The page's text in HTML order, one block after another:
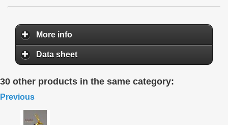
More info
Data sheet
30 other products in the same category:
Previous